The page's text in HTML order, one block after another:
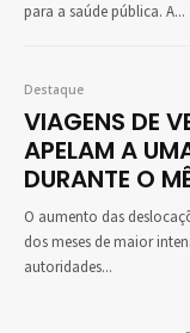
para a saúde pública. A...
Destaque
VIAGENS DE
APELAM A
DURANTE O
O aumento das
dos meses de maior
autoridades...